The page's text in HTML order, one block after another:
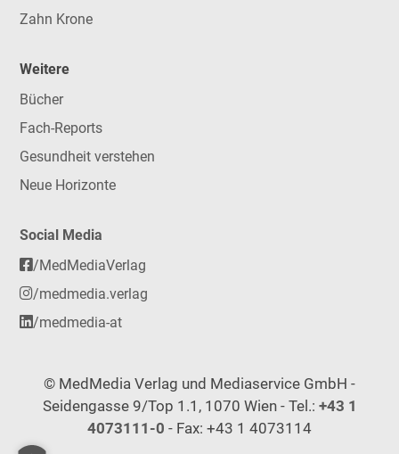
Zahn Krone
Weitere
Bücher
Fach-Reports
Gesundheit verstehen
Neue Horizonte
Social Media
/MedMediaVerlag
/medmedia.verlag
/medmedia-at
© MedMedia Verlag und Mediaservice GmbH -
Seidengasse 9/Top 1.1, 1070 Wien - Tel.: +43 1
4073111-0 - Fax: +43 1 4073114